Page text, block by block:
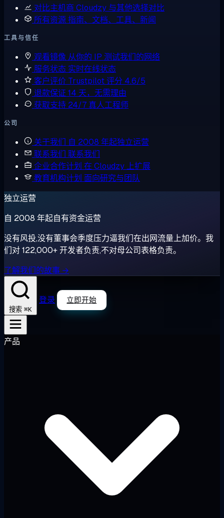
对比主机商 Cloudzy 与其他选择对比
所有资源指南、文档、工具、新闻
工具与信任
观看镜像 从你的 IP 测试我们的网络
服务状态 实时在线状态
客户评价 Trustpilot 评分 4.6/5
退款保证 14 天，无需理由
获取支持 24/7 真人工程师
公司
关于我们 自 2008 年起独立运营
联系我们 联系我们
企业合作计划 在 Cloudzy 上扩展
教育机构计划 面向研究与团队
独立运营
自 2008 年起自有资金运营
没有风投,没有董事会季度压力逼我们在出网流量上加价。我
们对 122,000+ 开发者负责,不对母公司表格负责。
了解我们的故事 →
搜索 ⌘K
登录 立即开始
产品